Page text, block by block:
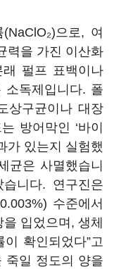
으로, 여
력을 가진 이산화
래 펄프 표백이나
소독제입니다. 폴
상구균이나 대장
방어막인 ‘바이
가 있는지 실험했
균은 사멸했습니
니다. 연구진은
수준에서
입었으며, 생체
확인되었다”고
죽일 정도의 양을